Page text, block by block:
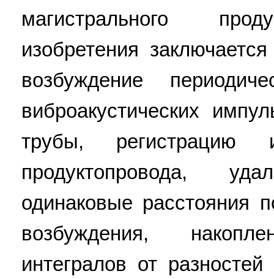
магистрального
изобретения
возбуждение
виброакустических
трубы,
продуктопровода,
одинаковые расстояния
возбуждения,
интегралов от